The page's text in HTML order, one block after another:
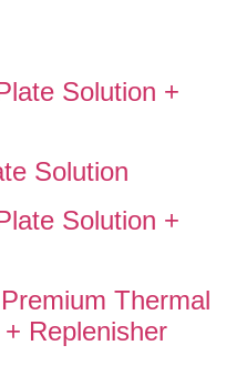
Solution +
Solution
Solution +
Thermal
Replenisher